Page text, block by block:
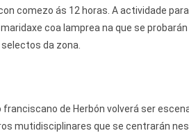
comezo ás 12 horas. A actividade
coa lamprea na que se
da zona.
de Herbón volverá ser
mutidisciplinares que se centrarán